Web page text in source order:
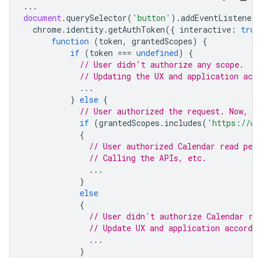
...
document.querySelector( 'button' ).addEventListener
chrome. identity.getAuthToken({ interactive : true
function (token, grantedScopes)
{
if (token === undefined)
{
// User didn't authorize any scope.
// Updating the UX and application
...
} else {
// User authorized the request. Now,
if (grantedScopes . includes( 'https://
{
// User authorized Calendar read
// Calling the APIs, etc.
...
}
else
{
// User didn't authorize Calendar
// Update UX and application
...
}